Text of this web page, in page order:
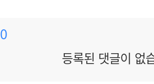
0
등록된 댓글이 없